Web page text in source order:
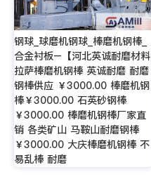
钢球_球磨机钢球_棒磨机钢棒_
合金衬板–【河北英诚耐磨材料
拉萨棒磨机钢棒 英诚耐磨 耐磨
钢棒供应 ￥3000.00 棒磨机钢
棒￥3000.00 石英砂钢棒
￥3000.00 棒磨机钢棒厂家直
销 各类矿山 马鞍山耐磨钢棒
￥3000.00 大庆棒磨机钢棒 不
易乱棒 耐磨